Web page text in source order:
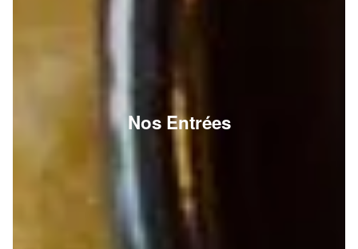
Nos Entrées